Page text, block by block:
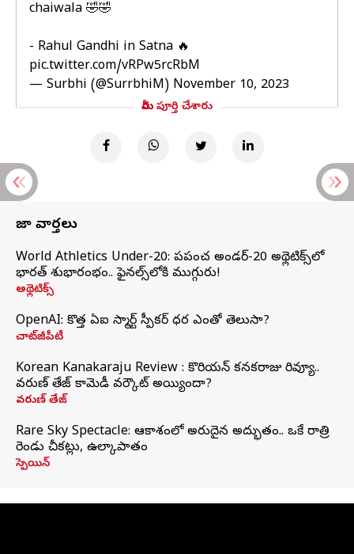
chaiwala 🤣🤣
- Rahul Gandhi in Satna 🔥
pic.twitter.com/vRPw5rcRbM
— Surbhi (@SurrbhiM) November 10, 2023
మీరు పూర్తి చేశారు
తాజా వార్తలు
World Athletics Under-20: ప్రపంచ అండర్-20 అథ్లెటిక్స్‌లో
భారత్‌ శుభారంభం.. ఫైనల్స్‌లోకి ముగ్గురు!
అథ్లెటిక్స్
OpenAI: కొత్త ఏఐ స్మార్ట్ స్పీకర్ ధర ఎంతో తెలుసా?
చాట్‌జీపీటీ
Korean Kanakaraju Review : కొరియన్ కనకరాజు రివ్యూ..
వరుణ్ తేజ్ కామెడీ వర్కౌట్ అయ్యిందా?
వరుణ్ తేజ్
Rare Sky Spectacle: ఆకాశంలో అరుదైన అద్భుతం.. ఒకే రాత్రి
రెండు చీకట్లు, ఉల్కాపాతం
స్పెయిన్